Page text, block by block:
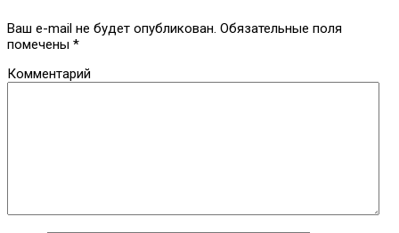
Ваш e-mail не будет опубликован. Обязательные поля
помечены *
Комментарий